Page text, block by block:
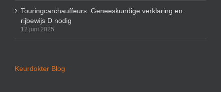
Touringcarchauffeurs: Geneeskundige verklaring en
rijbewijs D nodig
12 juni 2025
Keurdokter Blog